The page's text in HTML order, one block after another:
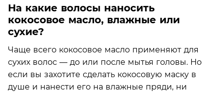
На какие волосы наносить
кокосовое масло, влажные или
сухие?
Чаще всего кокосовое масло применяют для
сухих волос — до или после мытья головы. Но
если вы захотите сделать кокосовую маску в
душе и нанести его на влажные пряди, ни